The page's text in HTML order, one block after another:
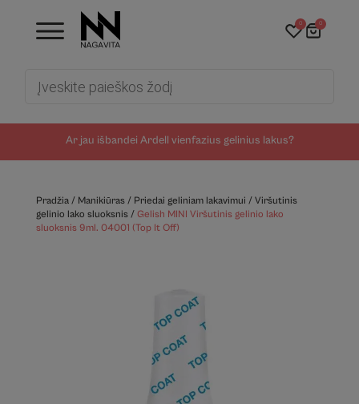
Ar jau išbandei Ardell vienfazius gelinius lakus?
0 0
Pradžia/ Manikiūras/ Priedai geliniam lakavimui / Viršutinis
gelinio lako sluoksnis/ Gelish MINI Viršutinis gelinio lako
sluoksnis 9ml. 04001 (Top It Off)